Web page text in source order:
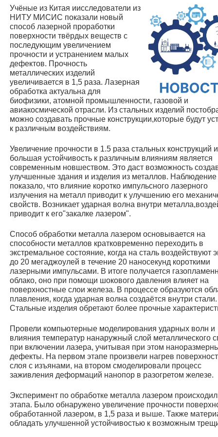
Учёные из Китая иисследователи из
НИТУ МИСИС показали новый
способ лазерной проработки
поверхности твёрдых веществ с
последующим увеличением
прочности и устранением малых
дефектов. Прочность
металлических изделий
увеличивается в 1,5 раза. Лазерная
обработка актуальна для
биофизики, атомной промышленности, газовой и
авиакосмической отрасли. Из стальных изделий
можно создавать прочные конструкции,которые будут
к различным воздействиям.
Увеличение прочности в 1.5 раза стальных конструкций и
большая устойчивость к различным влияниям является
современным новшеством. Это даст возможность
улучшенные здания и изделия из металлов. Наблюдение
показало, что влияние коротко импульсного лазерного
излучения на металл приводит к улучшению его
свойств. Возникает ударная волна внутри
приводит к его"закалке лазером".
Способ обработки металла лазером основывается на
способности металлов кратковременно переходить в
экстремальное состояние, когда на сталь воздействуют
до 20 мегаджоулей в течение 20 наносекунд короткими
лазерными импульсами. В итоге получается
облако, оно при помощи шокового давления влияет на
поверхностные слои железа. В процессе образуются
плавления, когда ударная волна создаётся внутри стали.
Стальные изделия обретают более прочные
Провели компьютерные моделирования ударных волн и
влияния температур нанаружный слой металлического
при включении лазера, учитывая при этом
дефекты. На первом этапе произвели нагрев
слоя с изъянами, на втором смоделировали процесс
заживления деформаций нанопор в разогретом железе.
Эксперимент по обработке металла лазером
этапа. Было обнаружено увеличение прочности
обработанной лазером, в 1,5 раза и выше. Также
обладать улучшенной устойчивостью к возможным